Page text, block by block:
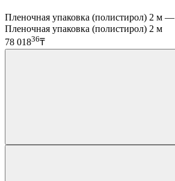
Пленочная упаковка (полистирол) 2 м —
Пленочная упаковка (полистирол) 2 м
78 01836₸